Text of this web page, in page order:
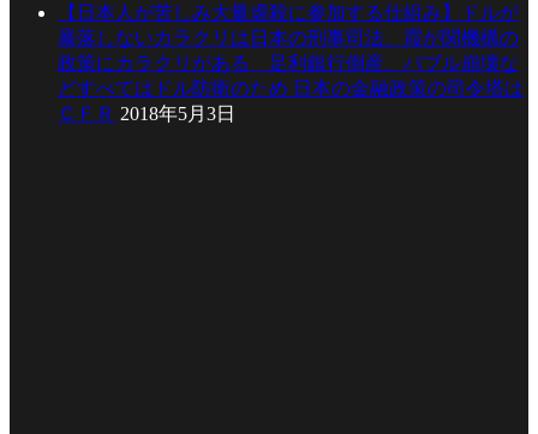
【日本人が苦しみ大量虐殺に参加する仕組み】ドルが
暴落しないカラクリは日本の刑事司法、霞が関機構の
政策にカラクリがある 足利銀行倒産、バブル崩壊な
どすべてはドル防衛のため 日本の金融政策の司令塔は
ＣＦＲ 2018年5月3日